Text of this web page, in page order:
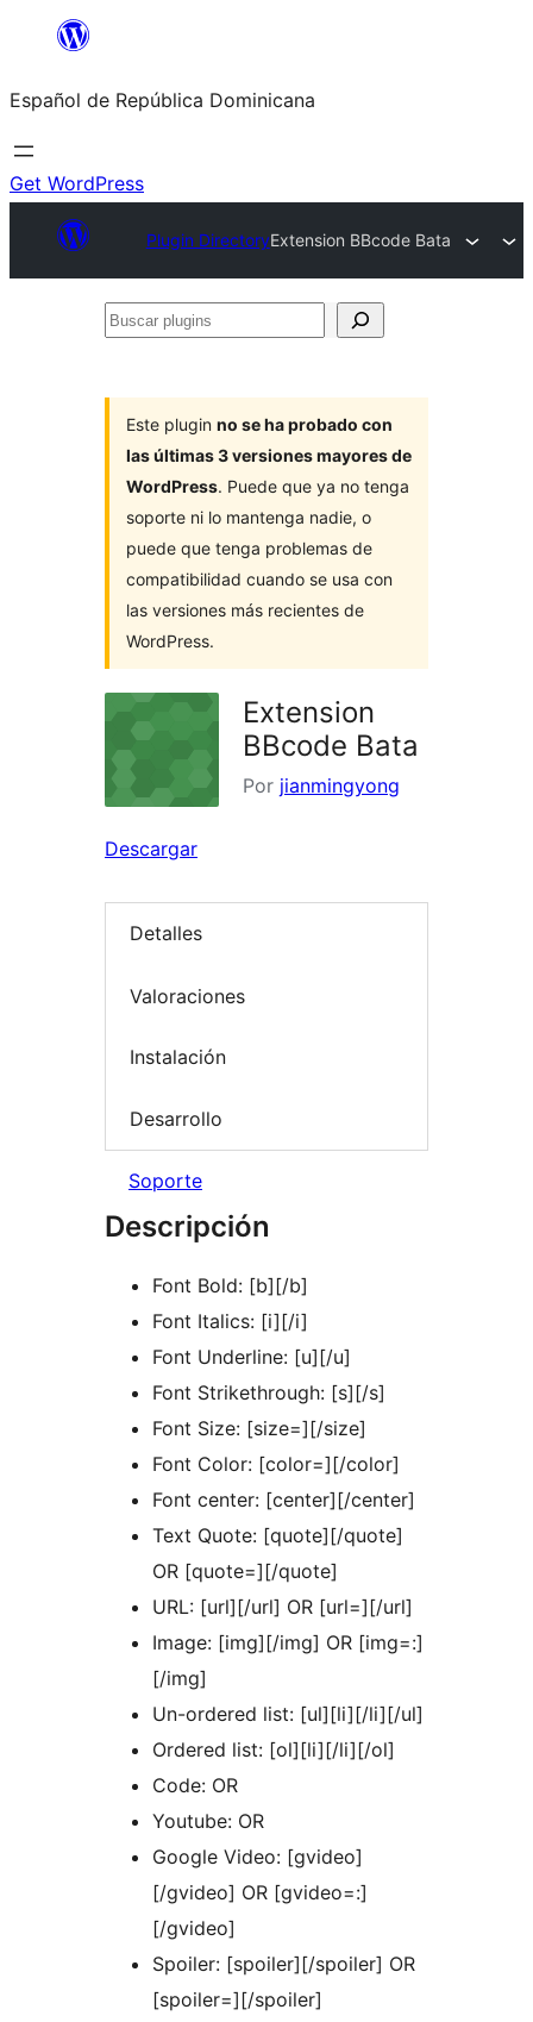
Saltar
contenido
Español de República Dominicana
Get WordPress
Plugin DirectoryExtension BBcode Bata
Buscar
Este plugin no se ha probado con
las últimas 3 versiones mayores de
WordPress. Puede que ya no tenga
soporte ni lo mantenga nadie, o
puede que tenga problemas de
compatibilidad cuando se usa con
las versiones más recientes de
WordPress.
Extension
BBcode Bata
Por jianmingyong
Descargar
Detalles
Valoraciones
Instalación
Desarrollo
Soporte
Descripción
Font Bold: [b][/b]
Font Italics: [i][/i]
Font Underline: [u][/u]
Font Strikethrough: [s][/s]
Font Size: [size=][/size]
Font Color: [color=][/color]
Font center: [center][/center]
Text Quote: [quote][/quote]
OR [quote=][/quote]
URL: [url][/url] OR [url=][/url]
Image: [img][/img] OR [img=:]
[/img]
Un-ordered list: [ul][li][/li][/ul]
Ordered list: [ol][li][/li][/ol]
Code: OR
Youtube: OR
Google Video: [gvideo]
[/gvideo] OR [gvideo=:]
[/gvideo]
Spoiler: [spoiler][/spoiler] OR
[spoiler=][/spoiler]